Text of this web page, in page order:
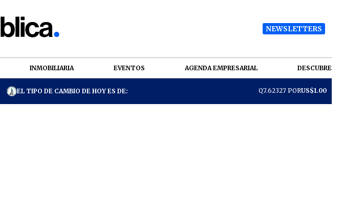
NEWSLETTERS
INMOBILIARIA EVENTOS AGENDA EMPRESARIAL DESCUBRE
EL TIPO DE CAMBIO DE HOY ES DE: Q7.62327 PORUS$1.00